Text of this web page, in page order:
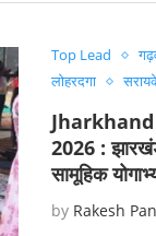
Top Lead
लोहरदगा
Jharkhand
2026 :
सामूहिक
by Rakesh